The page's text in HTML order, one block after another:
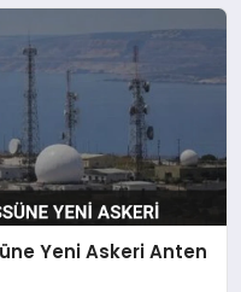
Yeni Askeri Anten